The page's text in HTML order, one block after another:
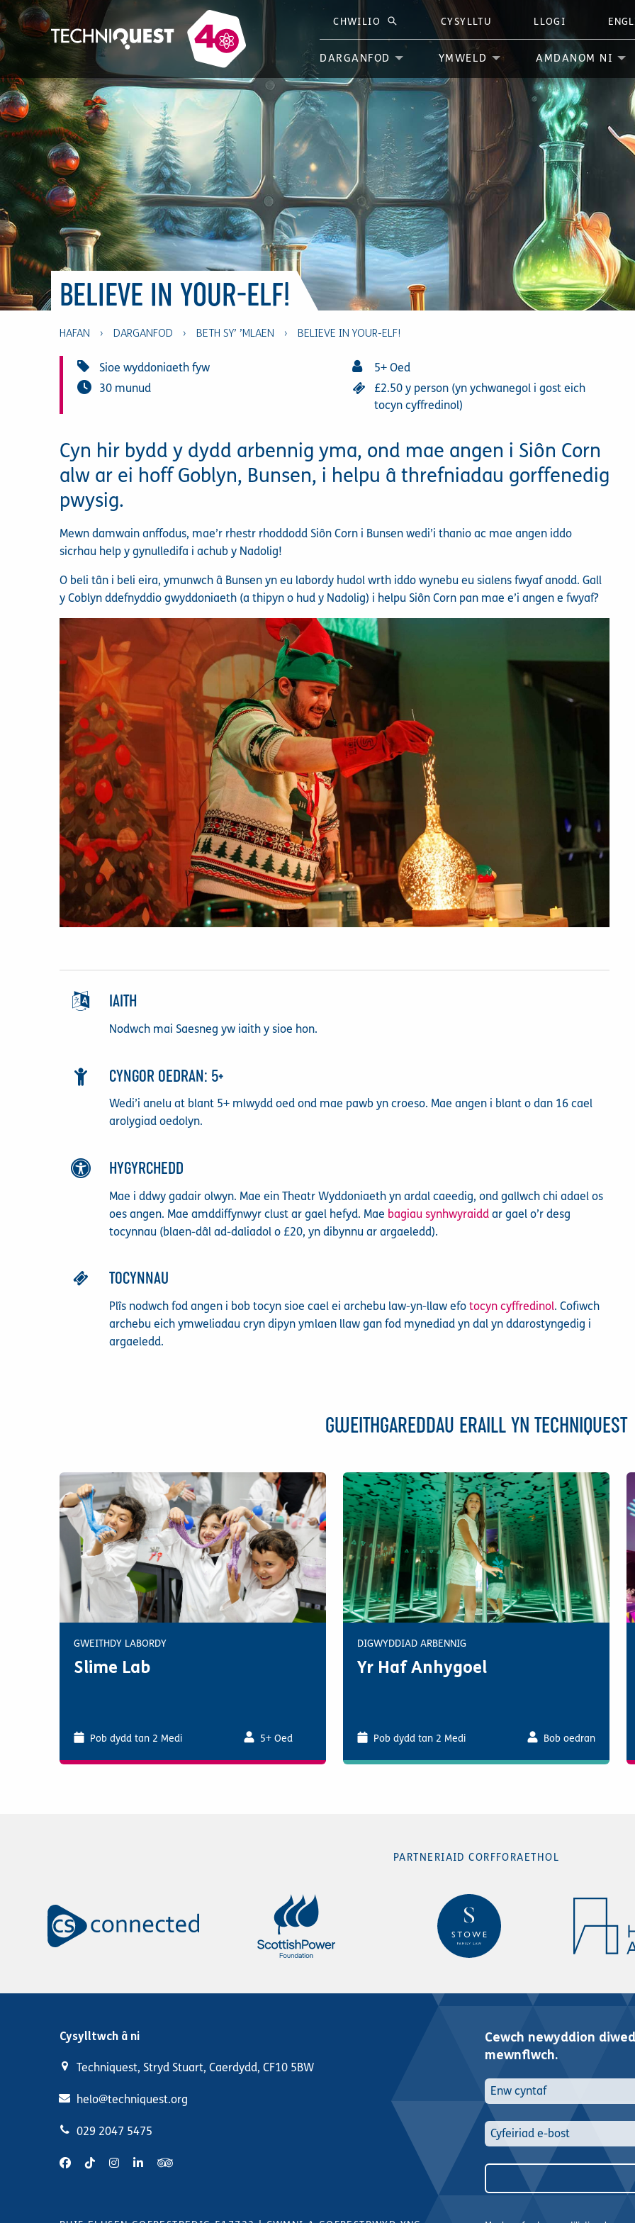
CHWILIO
CHWILIO
CYSYLLTU LLOGI
DARGANFOD YMWELD AMDANOM NI
BELIEVE IN YOUR-ELF!
HAFAN › DARGANFOD › BETH SY’ ’MLAEN › BELIEVE IN YOUR-ELF!
Sioe wyddoniaeth fyw
30 munud
5+ Oed
£2.50 y person (yn ychwanegol i gost eich
tocyn cyffredinol)
Cyn hir bydd y dydd arbennig yma, ond mae angen i Siôn Corn
alw ar ei hoff Goblyn, Bunsen, i helpu â threfniadau gorffenedig
pwysig.
Mewn damwain anffodus, mae’r rhestr rhoddodd Siôn Corn i Bunsen wedi’i thanio ac mae angen iddo
sicrhau help y gynulledifa i achub y Nadolig!
O beli tân i beli eira, ymunwch â Bunsen yn eu labordy hudol wrth iddo wynebu eu sialens fwyaf anodd. Gall
y Coblyn ddefnyddio gwyddoniaeth (a thipyn o hud y Nadolig) i helpu Siôn Corn pan mae e’i angen e fwyaf?
IAITH
Nodwch mai Saesneg yw iaith y sioe hon.
CYNGOR OEDRAN: 5+
Wedi’i anelu at blant 5+ mlwydd oed ond mae pawb yn croeso. Mae angen i blant o dan 16 cael
arolygiad oedolyn.
HYGYRCHEDD
Mae i ddwy gadair olwyn. Mae ein Theatr Wyddoniaeth yn ardal caeedig, ond gallwch chi adael os
oes angen. Mae amddiffynwyr clust ar gael hefyd. Mae bagiau synhwyraidd ar gael o’r desg
tocynnau (blaen-dâl ad-daliadol o £20, yn dibynnu ar argaeledd).
TOCYNNAU
Plîs nodwch fod angen i bob tocyn sioe cael ei archebu law-yn-llaw efo tocyn cyffredinol. Cofiwch
archebu eich ymweliadau cryn dipyn ymlaen llaw gan fod mynediad yn dal yn ddarostyngedig i
argaeledd.
GWEITHGAREDDAU ERAILL YN TECHNIQUEST
GWEITHDY LABORDY
Slime Lab
Pob dydd tan 2 Medi 5+ Oed
DIGWYDDIAD ARBENNIG
Yr Haf Anhygoel
Pob dydd tan 2 Medi Bob oedran
PARTNERIAID CORFFORAETHOL
Cysylltwch â ni
Techniquest, Stryd Stuart, Caerdydd, CF10 5BW
helo@techniquest.org
029 2047 5475
Cewch newyddion
mewnflwch.